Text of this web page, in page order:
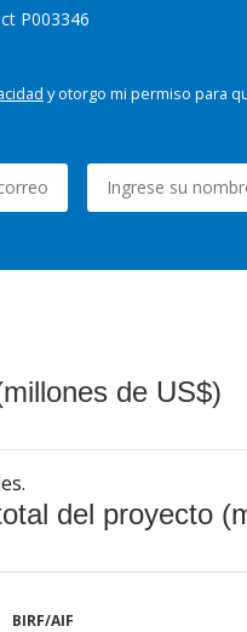
P003346
y otorgo mi permiso para
de US$)
del proyecto
BIRF/AIF